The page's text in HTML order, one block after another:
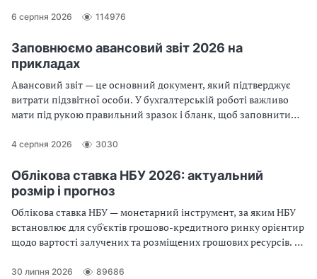
консультації розглянемо оформлення договору про надання
6 серпня 2026 114976
Заповнюємо авансовий звіт 2026 на
прикладах
Авансовий звіт — це основний документ, який підтверджує
витрати підзвітної особи. У бухгалтерській роботі важливо
мати під рукою правильний зразок і бланк, щоб заповнити
2026 у форматі Excel
4 серпня 2026 3030
Облікова ставка НБУ 2026: актуальний
розмір і прогноз
Облікова ставка НБУ — монетарний інструмент, за яким НБУ
встановлює для суб'єктів грошово-кредитного ринку орієнтир
щодо вартості залучених та розміщених грошових ресурсів. Із
рівня 15,5% річних
30 липня 2026 89686